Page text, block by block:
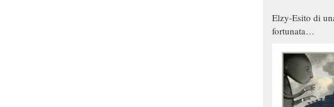
Elzy-Esito di
fortunata